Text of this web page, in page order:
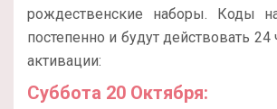
рождественские наборы. Коды
постепенно и будут действовать
активации:
Суббота 20 Октября: